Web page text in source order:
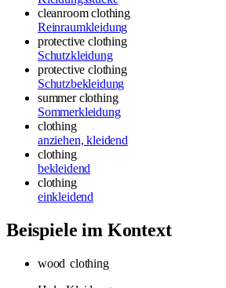
cleanroom clothing
Reinraumkleidung
protective clothing
Schutzkleidung
protective clothing
Schutzbekleidung
summer clothing
Sommerkleidung
clothing
anziehen, kleidend
clothing
bekleidend
clothing
einkleidend
Beispiele im Kontext
wood clothing